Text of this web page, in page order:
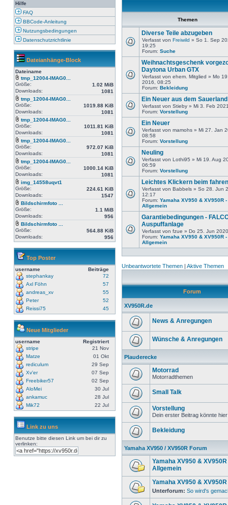
Hilfe
FAQ
BBCode-Anleitung
Nutzungsbedingungen
Datenschutzrichtlinie
Dateianhänge-Block
Dateiname
tmp_12004-IMAG0...
Größe:
1.02 MiB
Downloads:
1081
tmp_12004-IMAG0...
Größe:
1019.88 KiB
Downloads:
1081
tmp_12004-IMAG0...
Größe:
1011.81 KiB
Downloads:
1081
tmp_12004-IMAG0...
Größe:
972.07 KiB
Downloads:
1081
tmp_12004-IMAG0...
Größe:
1000.14 KiB
Downloads:
1081
img_14558uqvt1
Größe:
224.61 KiB
Downloads:
1547
Bildschirmfoto ...
Größe:
1.1 MiB
Downloads:
956
Bildschirmfoto ...
Größe:
564.88 KiB
Downloads:
956
Top Poster
username
Beiträge
stephankay
72
Axl Föhn
57
andreas_xv
55
Peter
52
Reissi75
45
Neue Mitglieder
username
Registriert
stripe
21 Nov
Matze
01 Okt
rediculum
29 Sep
Xv'er
07 Sep
Freebiker57
02 Sep
AloMei
30 Jul
ankamuc
28 Jul
Mik72
22 Jul
Link zu uns
Benutze bitte diesen Link um bei dir zu
verlinken:
Themen
Diverse Teile abzugeben
Verfasst von Freiwild » So 1. Sep
19:25
Forum: Suche
Weihnachtsgeschenk
Daytona Urban GTX
Verfasst von ehem. Mitglied » Mo
2016, 08:25
Forum: Bekleidung
Ein Neuer aus dem Sauerland
Verfasst von Stieby » Mi 3. Feb
Forum: Vorstellung
Ein Neuer
Verfasst von mamohs » Mi 27. Jan
08:58
Forum: Vorstellung
Neuling
Verfasst von Lothi95 » Mi 19. Aug
06:59
Forum: Vorstellung
Leichtes Klickern beim fahren
Verfasst von Babbels » So 28. Jun
12:17
Forum: Yamaha XV950 & XV950R -
Allgemein
Garantiebedingungen -
Auspuffanlage
Verfasst von fzue » Do 25. Jun
Forum: Yamaha XV950 & XV950R -
Allgemein
Unbeantwortete Themen | Aktive Themen
Forum
XV950R.de
News & Anregungen
Wünsche & Anregungen
Plauderecke
Motorrad
Motorradthemen
Small Talk
Vorstellung
Dein erster Beitrag könnte
Bekleidung
Yamaha XV950 / XV950R Forum
Yamaha XV950 & XV950R
Allgemein
Yamaha XV950 &
Unterforum: So wird's